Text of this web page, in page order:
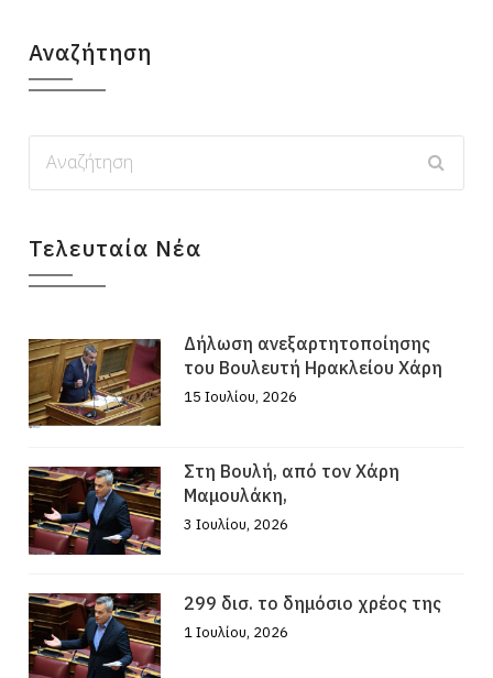
Αναζήτηση
Τελευταία Νέα
Δήλωση ανεξαρτητοποίησης
του Βουλευτή Ηρακλείου Χάρη
15 Ιουλίου, 2026
Στη Βουλή, από τον Χάρη
Μαμουλάκη,
3 Ιουλίου, 2026
299 δισ. το δημόσιο χρέος της
1 Ιουλίου, 2026